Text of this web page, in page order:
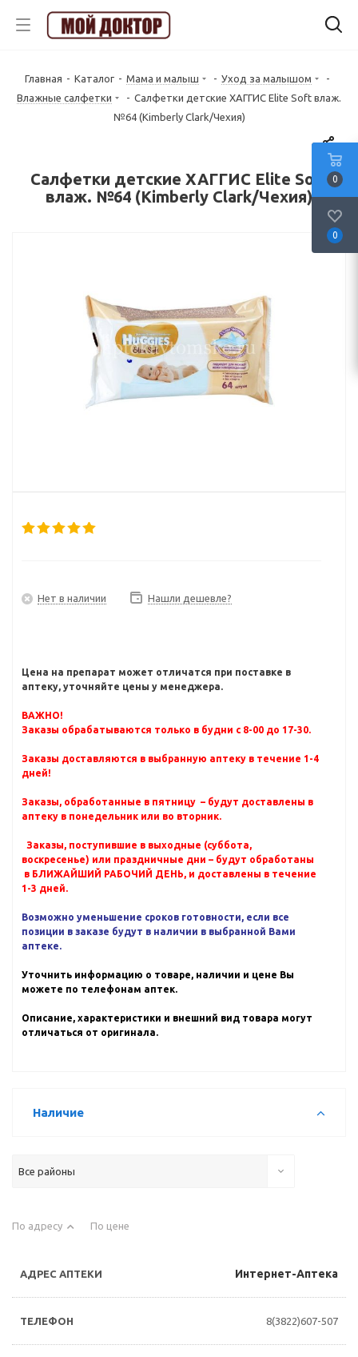
Главная - Каталог - Мама и малыш - Уход за малышом
-
Влажные салфетки
- Салфетки детские ХАГГИС Elite Soft влаж.
№64 (Kimberly Clark/Чехия)
Салфетки детские ХАГГИС Elite Soft
влаж. №64 (Kimberly Clark/Чехия)
Нет в наличии Нашли дешевле?
Цена на препарат может отличатся при поставке в
аптеку, уточняйте цены у менеджера.
ВАЖНО!
Заказы обрабатываются только в будни с 8-00 до 17-30.
Заказы доставляются в выбранную аптеку в течение 1-4
дней!
Заказы, обработанные в пятницу – будут доставлены в
аптеку в понедельник или во вторник.
Заказы, поступившие в выходные (суббота,
воскресенье) или праздничные дни – будут обработаны
в БЛИЖАЙШИЙ РАБОЧИЙ ДЕНЬ, и доставлены в течение
1-3 дней.
Возможно уменьшение сроков готовности, если все
позиции в заказе будут в наличии в выбранной Вами
аптеке.
Уточнить информацию о товаре, наличии и цене Вы
можете по телефонам аптек.
Описание, характеристики и внешний вид товара могут
отличаться от оригинала.
Наличие
Все районы
По адресу По цене
Интернет-Аптека
8(3822)607-507
0
0